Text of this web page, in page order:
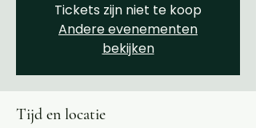
Tickets zijn niet te koop
Andere evenementen
bekijken
Tijd en locatie